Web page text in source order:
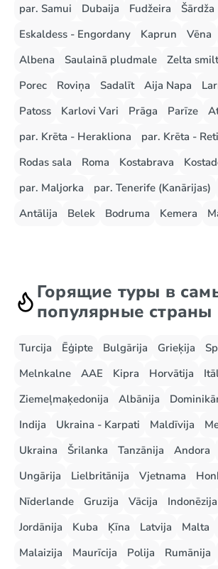
par. Samui
Dubaija Fudžeira Šārdža
Eskaldess - Engordany
Kaprun Vēna
Albena
Saulainā pludmale Zelta
Porec
Roviņa Sadalīt Aija Napa
Patoss
Karlovi Vari Prāga Parīze
par. Krēta - Herakliona
par. Krēta -
Rodas sala
Roma Kostabrava
par. Maljorka
par. Tenerife (Kanārijas)
Antālija
Belek Bodruma Kemera
Горящие туры в
популярные страны
Turcija Ēģipte Bulgārija Grieķija
Melnkalne
AAE Kipra Horvātija
Ziemeļmaķedonija
Albānija
Indija
Ukraina - Karpati Maldīvija
Ukraina
Šrilanka Tanzānija Andora
Ungārija
Lielbritānija Vjetnama
Nīderlande
Gruzija Vācija Indonēzija
Jordānija
Kuba Ķīna Latvija Malta
Malaizija
Maurīcija Polija Rumānija